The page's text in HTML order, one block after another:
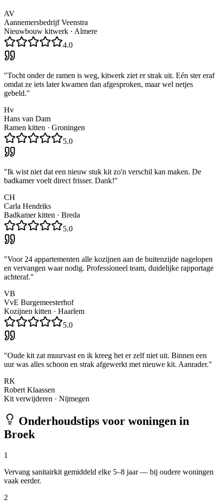
AV
Aannemersbedrijf Veenstra
Nieuwbouw kitwerk · Almere
4.0
"Tocht onder de ramen is weg, kitwerk ziet er strak uit. Eén ster eraf
omdat ze iets later kwamen dan afgesproken, maar wel netjes
gebeld."
Hv
Hans van Dam
Ramen kitten · Groningen
5.0
"Ik wist niet dat een nieuw stuk kit zo'n verschil kan maken. De
badkamer voelt direct frisser. Dank!"
CH
Carla Hendriks
Badkamer kitten · Breda
5.0
"Voor 24 appartementen alle kozijnen aan de buitenzijde nagelopen
en vervangen waar nodig. Professioneel team, duidelijke rapportage
achteraf."
VB
VvE Burgemeesterhof
Kozijnen kitten · Haarlem
5.0
"Oude kit zat muurvast en ik kreeg het er zelf niet uit. Binnen een
uur was alles schoon en strak afgewerkt met nieuwe kit. Aanrader."
RK
Robert Klaassen
Kit verwijderen · Nijmegen
Onderhoudstips voor woningen in
Broek
1
Vervang sanitairkit gemiddeld elke 5–8 jaar — bij oudere woningen
vaak eerder.
2